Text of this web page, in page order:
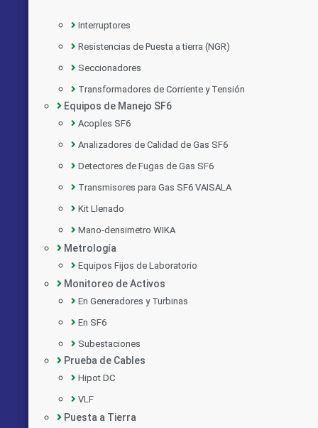
Interruptores
Resistencias de Puesta a tierra (NGR)
Seccionadores
Transformadores de Corriente y Tensión
Equipos de Manejo SF6
Acoples SF6
Analizadores de Calidad de Gas SF6
Detectores de Fugas de Gas SF6
Transmisores para Gas SF6 VAISALA
Kit Llenado
Mano-densimetro WIKA
Metrología
Equipos Fijos de Laboratorio
Monitoreo de Activos
En Generadores y Turbinas
En SF6
Subestaciones
Prueba de Cables
Hipot DC
VLF
Puesta a Tierra